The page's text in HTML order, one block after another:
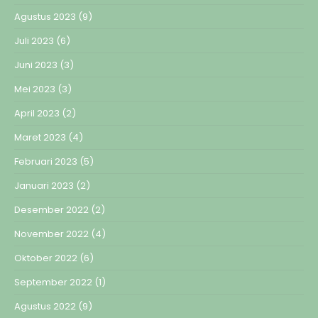
Agustus 2023 (9)
Juli 2023 (6)
Juni 2023 (3)
Mei 2023 (3)
April 2023 (2)
Maret 2023 (4)
Februari 2023 (5)
Januari 2023 (2)
Desember 2022 (2)
November 2022 (4)
Oktober 2022 (6)
September 2022 (1)
Agustus 2022 (9)